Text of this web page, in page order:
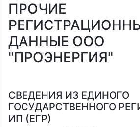
ПРОЧИЕ
ДАННЫЕ ООО
"ПРОЭНЕРГИЯ"
СВЕДЕНИЯ ИЗ ЕДИНОГО
ГОСУДАРСТВЕННОГО
ИП (ЕГР)